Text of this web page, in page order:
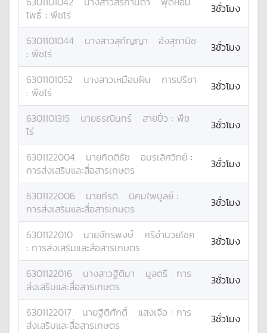
โพธิ์ : พืชไร่ 3ชั่วโมง
6301101044 นางสาวสุกัญญา
อังสุภานิช
: พืชไร่ 3ชั่วโมง
6301101052 นางสาวเหมือนฝัน
การปรีชา
: พืชไร่ 3ชั่วโมง
6301101315 นายธรณินทร์ สายปิ๋ว : พืช
ไร่
3ชั่วโมง
6301122004 นายกิตติธัช อมรเลิศวิทย์ :
การส่งเสริมและสื่อสารเกษตร
3ชั่วโมง
6301122006 นายกีรติ นิคมไพบูลย์ :
การส่งเสริมและสื่อสารเกษตร
3ชั่วโมง
6301122010 นายจักรพงษ์
ศรีอำนวยโชค
: การส่งเสริมและสื่อสารเกษตร 3ชั่วโมง
6301122016 นางสาวฐิติมา มูลตรี : การ
ส่งเสริมและสื่อสารเกษตร
3ชั่วโมง
6301122017 นายฐิติศักดิ์ แสงเจือ : การ
ส่งเสริมและสื่อสารเกษตร
3ชั่วโมง